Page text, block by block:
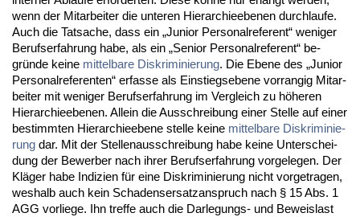
wenn der Mit­ar­bei­ter die un­te­ren Hier­ar­chie­ebe­nen durch­lau­fe.
Auch die Tat­sa­che, dass ein „Ju­ni­or Per­so­nal­re­fe­rent“ we­ni­ger
Be­rufs­er­fah­rung ha­be, als ein „Se­ni­or Per­so­nal­re­fe­rent“ be­
gründe kei­ne mit­tel­ba­re Dis­kri­mi­nie­rung. Die Ebe­ne des „Ju­ni­or
Per­so­nal­re­fe­ren­ten“ er­fas­se als Ein­stiegs­ebe­ne vor­ran­gig Mit­ar­
bei­ter mit we­ni­ger Be­rufs­er­fah­rung im Ver­gleich zu höhe­ren
Hier­ar­chie­ebe­nen. Al­lein die Aus­schrei­bung ei­ner Stel­le auf ei­ner
be­stimm­ten Hier­ar­chie­ebe­ne stel­le kei­ne mit­tel­ba­re Dis­kri­mi­nie­
rung dar. Mit der Stel­len­aus­schrei­bung ha­be kei­ne Un­ter­schei­
dung der Be­wer­ber nach ih­rer Be­rufs­er­fah­rung vor­ge­le­gen. Der
Kläger ha­be In­di­zi­en für ei­ne Dis­kri­mi­nie­rung nicht vor­ge­tra­gen,
wes­halb auch kein Scha­dens­er­satz­an­spruch nach § 15 Abs. 1
AGG vor­lie­ge. Ihn tref­fe auch die Dar­le­gungs- und Be­weis­last